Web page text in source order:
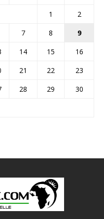
1
2
7 8
9
14 15
16
21 22
23
28 29
30